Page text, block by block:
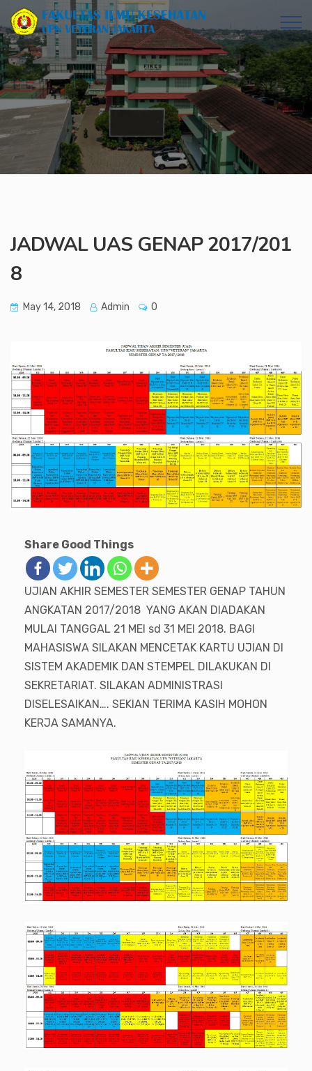
JADWAL UAS GENAP 2017/201
8
May 14, 2018 Admin 0
Share Good Things
UJIAN AKHIR SEMESTER SEMESTER GENAP TAHUN
ANGKATAN 2017/2018 YANG AKAN DIADAKAN
MULAI TANGGAL 21 MEI sd 31 MEI 2018. BAGI
MAHASISWA SILAKAN MENCETAK KARTU UJIAN DI
SISTEM AKADEMIK DAN STEMPEL DILAKUKAN DI
SEKRETARIAT. SILAKAN ADMINISTRASI
DISELESAIKAN…. SEKIAN TERIMA KASIH MOHON
KERJA SAMANYA.